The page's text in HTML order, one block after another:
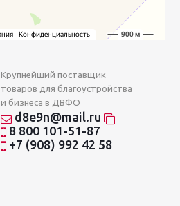
Крупнейший поставщик
товаров для благоустройства
и бизнеса в ДВФО
d8e9n@mail.ru
8 800 101-51-87
+7 (908) 992 42 58